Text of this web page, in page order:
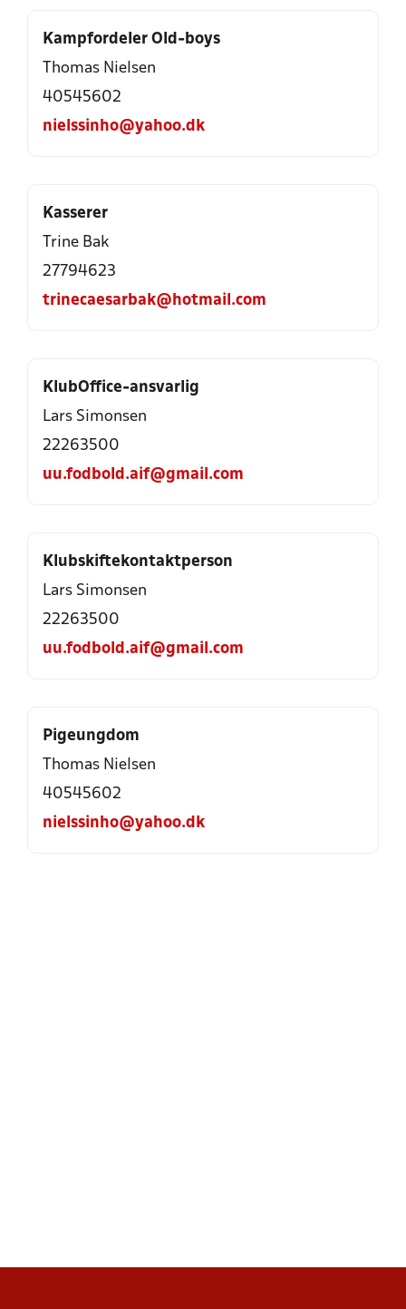
Kampfordeler Old-boys
Thomas Nielsen
40545602
nielssinho@yahoo.dk
Kasserer
Trine Bak
27794623
trinecaesarbak@hotmail.com
KlubOffice-ansvarlig
Lars Simonsen
22263500
uu.fodbold.aif@gmail.com
Klubskiftekontaktperson
Lars Simonsen
22263500
uu.fodbold.aif@gmail.com
Pigeungdom
Thomas Nielsen
40545602
nielssinho@yahoo.dk